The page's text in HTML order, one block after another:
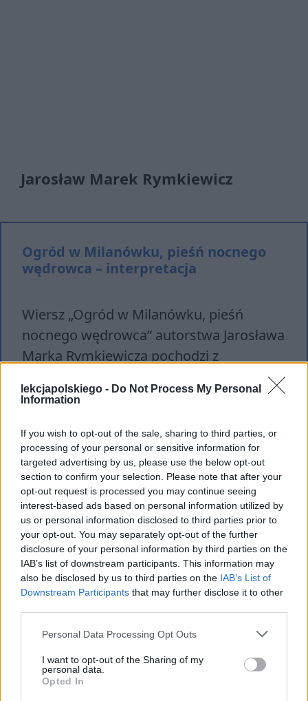
lekcjapolskiego - Do Not Process My Personal
Information
If you wish to opt-out of the sale, sharing to third parties, or
processing of your personal or sensitive information for
targeted advertising by us, please use the below opt-out
section to confirm your selection. Please note that after your
opt-out request is processed you may continue seeing
interest-based ads based on personal information utilized by
us or personal information disclosed to third parties prior to
your opt-out. You may separately opt-out of the further
disclosure of your personal information by third parties on the
IAB’s list of downstream participants. This information may
also be disclosed by us to third parties on the IAB’s List of
Downstream Participants that may further disclose it to other
Personal Data Processing Opt Outs
I want to opt-out of the Sharing of my
personal data.
Opted In
Jarosław Marek Rymkiewicz
Ogród w Milanówku, pieśń nocnego
wędrowca – interpretacja
Wiersz „Ogród w Milanówku, pieśń
nocnego wędrowca” autorstwa Jarosława
Marka Rymkiewicza pochodzi z
wydanego w 2002 roku tomiku „Zachód
słońca w Milanówku”, uznanego za
opowiada o ciągłym poszukiwaniu Boga
przez człowieka, któremu towarzyszy cała
przyroda. Skupia się na szeroko pojętej
kwestii wiary i drodze do odnalezienia
relacji ze Stwórcą.
Tagi
Jarosław Marek Rymkiewicz